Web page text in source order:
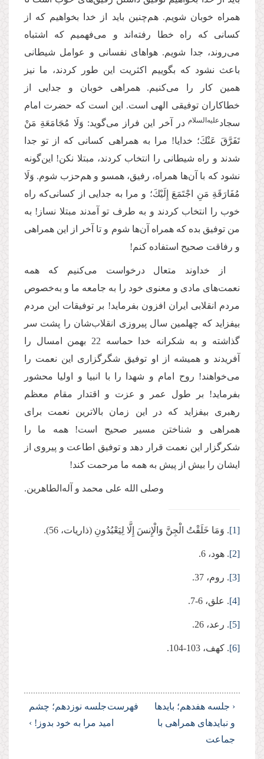
همراه خوبان شویم. هم‌چنین باید از خدا بخواهیم که از
کسانی که راه خطا رفته‌اند و می‌فهمیم که اشتباه
می‌روند، جدا شویم. هواهای نفسانی و عوامل شیطانی
باعث نشود که بگوییم اکثریت این طور کردند، ما نیز
همین کار را می‌کنیم. همراهی خوبان و جدایی از
خطاکاران توفیقی الهی است. این است که حضرت امام
سجاد‌علیه‌السلام در آخر این فراز می‌گوید: وَلَا مُجَامَعَةِ مَنْ
تَفَرَّقَ عَنْكَ؛ خدایا! مرا به همراهی کسانی که از تو جدا
شدند و راه شیطانی را انتخاب کردند، مبتلا نکن! این‌گونه
نشود که با آن‌ها همراه، رفیق، همسو و هم‌حزب شوم. وَلَا
مُفَارَقَةِ مَنِ اجْتَمَعَ إِلَیْكَ؛ و مرا به جدایی از کسانی‌که راه
خوب را انتخاب کردند و به طرف تو آمدند مبتلا نساز! به
من توفیق بده که همراه آن‌ها شوم و تا آخر از این همراهی
و رفاقت صحیح استفاده کنم!
از خداوند متعال درخواست می‌کنیم که همه
نعمت‌های مادی و معنوی خود را به جامعه ما و به‌خصوص
مردم انقلابی ایران افزون بفرماید! بر توفیقات این مردم
بیفزاید که چهلمین سال پیروزی انقلاب‌شان را پشت سر
گذاشته و به شکرانه خدا حماسه 22 بهمن امسال را
آفریدند و همیشه از او توفیق شگرگزاری این نعمت را
می‌خواهند‌! روح امام و شهدا را با انبیا و اولیا محشور
بفرماید! بر طول عمر و عزت و اقتدار مقام معظم
رهبری بیفزاید که در این زمان بالاترین نعمت برای
همراهی و شناختن مسیر صحیح است! همه ما را
شکرگزار این نعمت قرار دهد و توفیق اطاعت و پیروی از
ایشان را بیش از پیش به همه ما مرحمت کند!
وصلی الله علی محمد و آله‌الطاهرین.
[1]. وَمَا خَلَقْتُ الْجِنَّ وَالْإِنسَ إِلَّا لِیَعْبُدُونِ (ذاریات، 56).
[2]. هود، 6.
[3]. روم، 37.
[4]. علق، 6-7.
[5]. رعد، 26.
[6]. کهف، 103-104.
‹ جلسه هفدهم؛ بایدها
و نبایدهای همراهی با
جماعت
فهرستجلسه نوزدهم؛ چشم
امید مرا به خود بدوز! ›